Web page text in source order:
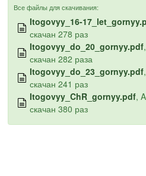
Все файлы для скачивания:
Itogovyy_16-
скачан 278 раз
Itogovyy_do_20_gornyy.pdf
скачан 282 раза
Itogovyy_do_23_gornyy.pdf
скачан 241 раз
Itogovyy_ChR_gornyy.pdf,
скачан 380 раз